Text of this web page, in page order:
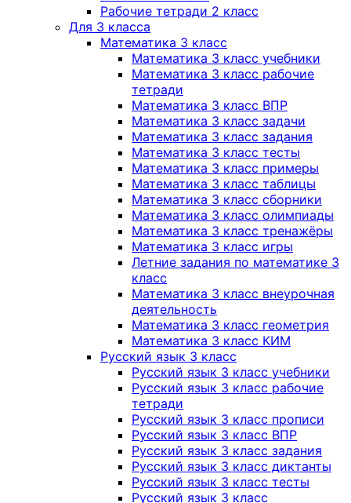
Рабочие тетради 2 класс
Для 3 класса
Математика 3 класс
Математика 3 класс учебники
Математика 3 класс рабочие
тетради
Математика 3 класс ВПР
Математика 3 класс задачи
Математика 3 класс задания
Математика 3 класс тесты
Математика 3 класс примеры
Математика 3 класс таблицы
Математика 3 класс сборники
Математика 3 класс олимпиады
Математика 3 класс тренажёры
Математика 3 класс игры
Летние задания по математике 3
класс
Математика 3 класс внеурочная
деятельность
Математика 3 класс геометрия
Математика 3 класс КИМ
Русский язык 3 класс
Русский язык 3 класс учебники
Русский язык 3 класс рабочие
тетради
Русский язык 3 класс прописи
Русский язык 3 класс ВПР
Русский язык 3 класс задания
Русский язык 3 класс диктанты
Русский язык 3 класс тесты
Русский язык 3 класс